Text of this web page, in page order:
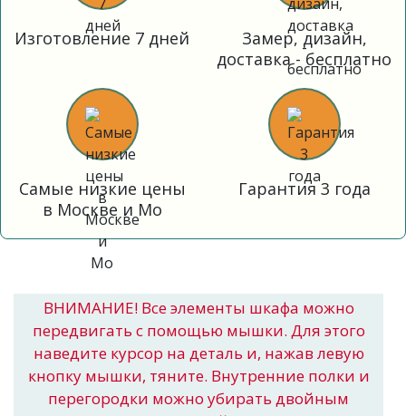
Изготовление 7 дней
Замер, дизайн,
доставка - бесплатно
Самые низкие цены
в Москве и Мо
Гарантия 3 года
ВНИМАНИЕ! Все элементы шкафа можно
передвигать с помощью мышки. Для этого
наведите курсор на деталь и, нажав левую
кнопку мышки, тяните. Внутренние полки и
перегородки можно убирать двойным